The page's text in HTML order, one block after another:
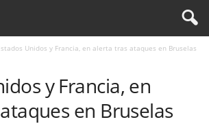
Unidos y Francia, en alerta tras ataques en Bruselas
y Francia, en
en Bruselas